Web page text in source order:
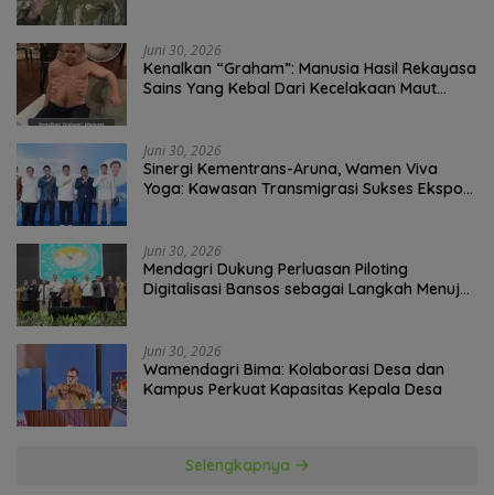
Juni 30, 2026
Kenalkan “Graham”: Manusia Hasil Rekayasa
Sains Yang Kebal Dari Kecelakaan Maut
Juni 30, 2026
Sinergi Kementrans-Aruna, Wamen Viva
Yoga: Kawasan Transmigrasi Sukses Ekspor
Juni 30, 2026
Mendagri Dukung Perluasan Piloting
Digitalisasi Bansos sebagai Langkah Menuju
Juni 30, 2026
Wamendagri Bima: Kolaborasi Desa dan
Kampus Perkuat Kapasitas Kepala Desa
Selengkapnya